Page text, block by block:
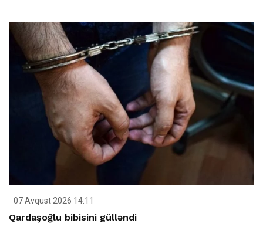
07 Avqust 2026 14:11
Qardaşoğlu bibisini gülləndi